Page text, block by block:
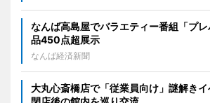
なんば高島屋でバラエティー番組「プ
品450点超展示
なんば経済新聞
大丸心斎橋店で「従業員向け」謎解き